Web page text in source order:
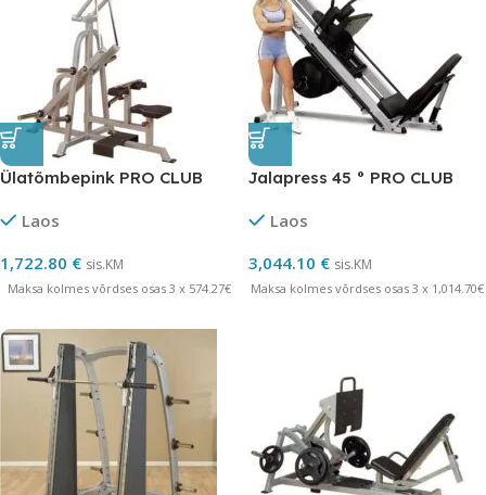
Ülatõmbepink PRO CLUB
Laos
1,722.80 € sis.KM
Maksa kolmes võrdses osas 3 x 574.27€
Jalapress 45 ° PRO CLUB
Laos
3,044.10 € sis.KM
Maksa kolmes võrdses osas 3 x 1,014.70€